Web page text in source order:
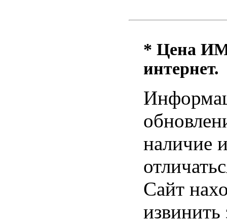
* Цена ИМ
интернет.
наличие
Сайт